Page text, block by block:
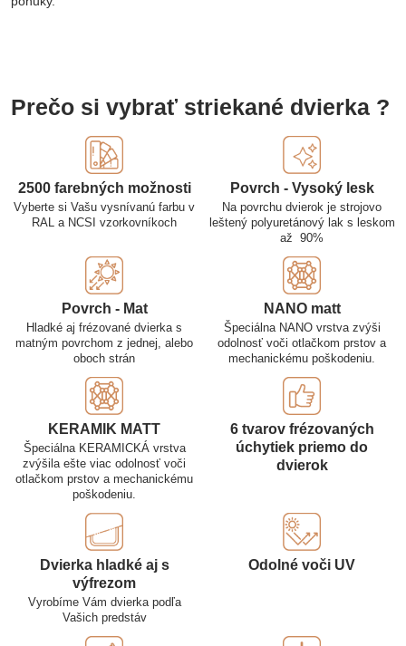
Prečo si vybrať striekané dvierka ?
2500 farebných možnosti
Vyberte si Vašu vysnívanú farbu v
RAL a NCSI vzorkovníkoch
Povrch - Vysoký lesk
Na povrchu dvierok je strojovo
leštený polyuretánový lak s leskom
až 90%
Povrch - Mat
Hladké aj frézované dvierka s
matným povrchom z jednej, alebo
oboch strán
NANO matt
Špeciálna NANO vrstva zvýši
odolnosť voči otlačkom prstov a
mechanickému poškodeniu.
KERAMIK MATT
Špeciálna KERAMICKÁ vrstva
zvýšila ešte viac odolnosť voči
otlačkom prstov a mechanickému
poškodeniu.
6 tvarov frézovaných
úchytiek priemo do
dvierok
Dvierka hladké aj s
výfrezom
Vyrobíme Vám dvierka podľa
Vašich predstáv
Odolné voči UV